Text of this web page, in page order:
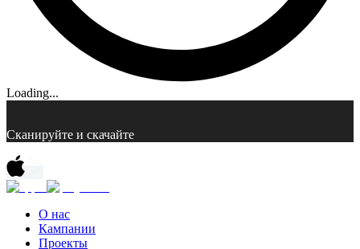
Loading...
Сканируйте и скачайте
О нас
Кампании
Проекты